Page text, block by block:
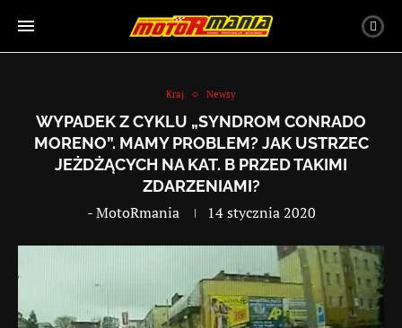
Kraj Newsy
WYPADEK Z CYKLU „SYNDROM CONRADO
MORENO”. MAMY PROBLEM? JAK USTRZEC
JEŻDŻĄCYCH NA KAT. B PRZED TAKIMI
ZDARZENIAMI?
-MotoRmania 14 stycznia 2020